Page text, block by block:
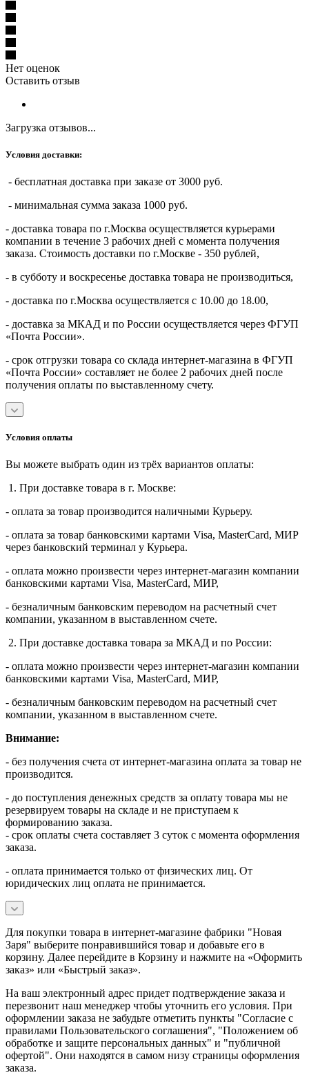
Нет оценок
Оставить отзыв
Загрузка отзывов...
Условия доставки:
- бесплатная доставка при заказе от 3000 руб.
- минимальная сумма заказа 1000 руб.
- доставка товара по г.Москва осуществляется курьерами
компании в течение 3 рабочих дней с момента получения
заказа. Стоимость доставки по г.Москве - 350 рублей,
- в субботу и воскресенье доставка товара не производиться,
- доставка по г.Москва осуществляется с 10.00 до 18.00,
- доставка за МКАД и по России осуществляется через ФГУП
«Почта России».
- срок отгрузки товара со склада интернет-магазина в ФГУП
«Почта России» составляет не более 2 рабочих дней после
получения оплаты по выставленному счету.
Условия оплаты
Вы можете выбрать один из трёх вариантов оплаты:
1. При доставке товара в г. Москве:
- оплата за товар производится наличными Курьеру.
- оплата за товар банковскими картами Visa, MasterСard, МИР
через банковский терминал у Курьера.
- оплата можно произвести через интернет-магазин компании
банковскими картами Visa, MasterСard, МИР,
- безналичным банковским переводом на расчетный счет
компании, указанном в выставленном счете.
2. При доставке доставка товара за МКАД и по России:
- оплата можно произвести через интернет-магазин компании
банковскими картами Visa, MasterСard, МИР,
- безналичным банковским переводом на расчетный счет
компании, указанном в выставленном счете.
Внимание:
- без получения счета от интернет-магазина оплата за товар не
производится.
- до поступления денежных средств за оплату товара мы не
резервируем товары на складе и не приступаем к
формированию заказа.
- срок оплаты счета составляет 3 суток с момента оформления
заказа.
- оплата принимается только от физических лиц. От
юридических лиц оплата не принимается.
Для покупки товара в интернет-магазине фабрики "Новая
Заря" выберите понравившийся товар и добавьте его в
корзину. Далее перейдите в Корзину и нажмите на «Оформить
заказ» или «Быстрый заказ».
На ваш электронный адрес придет подтверждение заказа и
перезвонит наш менеджер чтобы уточнить его условия. При
оформлении заказа не забудьте отметить пункты "Согласие с
правилами Пользовательского соглашения", "Положением об
обработке и защите персональных данных" и "публичной
офертой". Они находятся в самом низу страницы оформления
заказа.